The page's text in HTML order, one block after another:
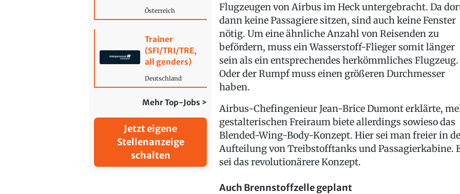
Österreich
Trainer
(SFI/TRI/TRE,
all genders)
Deutschland
Mehr Top-Jobs >
Jetzt eigene
Stellenanzeige
schalten
Flugzeugen von Airbus im Heck untergebracht. Da
dann keine Passagiere sitzen, sind auch keine Fenster
nötig. Um eine ähnliche Anzahl von Reisenden zu
befördern, muss ein Wasserstoff-Flieger somit länger
sein als ein entsprechendes herkömmliches Flugzeug.
Oder der Rumpf muss einen größeren Durchmesser
haben.
Airbus-Chefingenieur Jean-Brice Dumont erklärte,
gestalterischen Freiraum biete allerdings sowieso das
Blended-Wing-Body-Konzept. Hier sei man freier in
Aufteilung von Treibstofftanks und Passagierkabine.
sei das revolutionärere Konzept.
Auch Brennstoffzelle geplant